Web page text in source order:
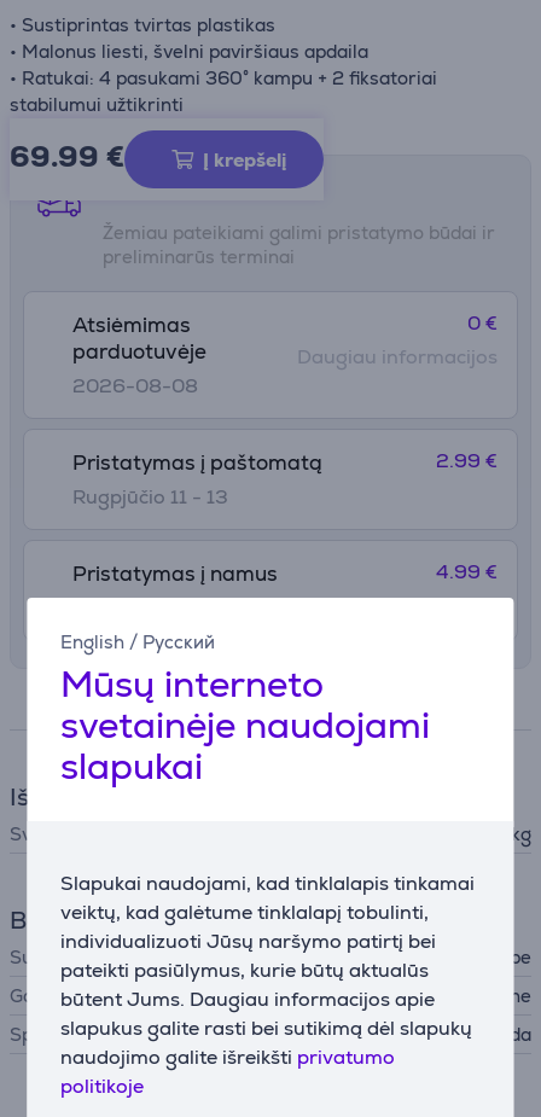
English / Русский
Mūsų interneto
svetainėje naudojami
slapukai
Slapukai naudojami, kad tinklalapis tinkamai
veiktų, kad galėtume tinklalapį tobulinti,
individualizuoti Jūsų naršymo patirtį bei
pateikti pasiūlymus, kurie būtų aktualūs
būtent Jums. Daugiau informacijos apie
slapukus galite rasti bei sutikimą dėl slapukų
naudojimo galite išreikšti privatumo
politikoje
• Sustiprintas tvirtas plastikas
• Malonus liesti, švelni paviršiaus apdaila
• Ratukai: 4 pasukami 360° kampu + 2 fiksatoriai
stabilumui užtikrinti
69.99 € Į krepšelį
Pristatymo būdai
Žemiau pateikiami galimi pristatymo būdai ir
preliminarūs terminai
Atsiėmimas
parduotuvėje
2026-08-08
0 €
Daugiau informacijos
Pristatymas į paštomatą
Rugpjūčio 11 - 13
2.99 €
Pristatymas į namus 4.99 €
Specifikacija
Išmatavimai
Svoris 0,83 kg
Bendri parametrai
Suderinama su
SteamOne Steamcube
Gamintojas
SteamOne
Spalva
Juoda